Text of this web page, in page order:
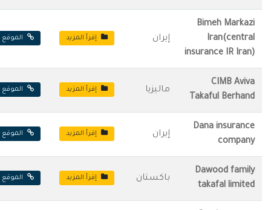
Bimeh Markazi
Iran(central
insurance IR Iran)
إيران إقرأ المزيد الموقع
CIMB Aviva
Takaful Berhand
ماليزيا إقرأ المزيد الموقع
Dana insurance
company
إيران إقرأ المزيد الموقع
Dawood family
takafal limited
باكستان إقرأ المزيد الموقع